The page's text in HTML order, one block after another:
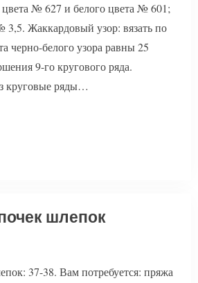
цвета № 627 и белого цвета № 601;
Жаккардовый узор: вязать по
черно-белого узора равны 25
9-го кругового ряда.
круговые ряды…
шлепок
37-38. Вам потребуется: пряжа